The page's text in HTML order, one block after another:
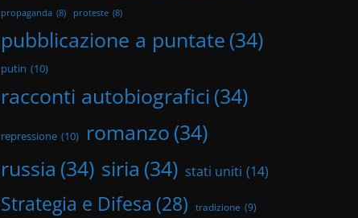
propaganda (8) proteste (8)
pubblicazione a puntate (34)
putin (10)
racconti autobiografici (34)
repressione (10) romanzo (34)
russia (34) siria (34) stati uniti (14)
Strategia e Difesa (28) tradizione (9)